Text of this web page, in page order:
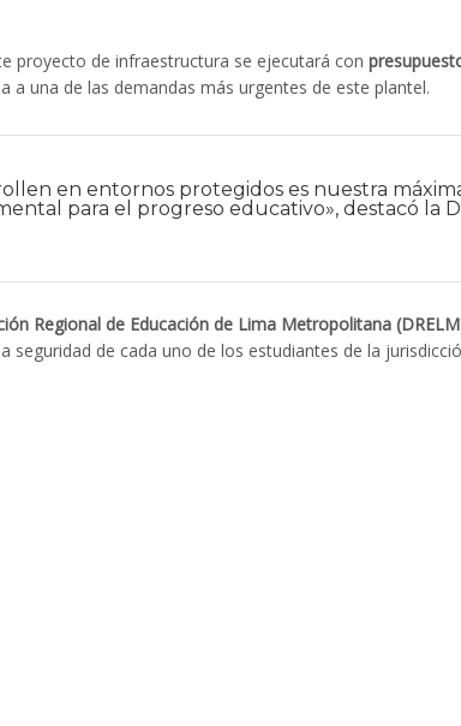
proyecto de infraestructura se ejecutará con
a una de las demandas más urgentes de este plantel.
en entornos protegidos es nuestra
para el progreso educativo», destacó la
Regional de Educación de Lima Metropolitana
de cada uno de los estudiantes de la